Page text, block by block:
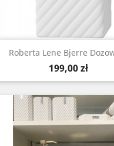
Roberta Lene Bjerre
Cena
199,00 zł